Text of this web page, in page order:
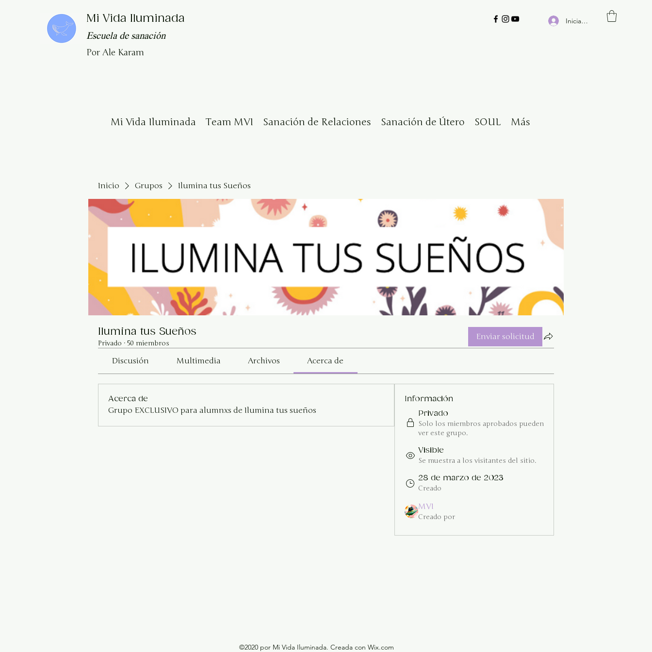
Mi Vida Iluminada
Escuela de sanación
Por Ale Karam
Iniciar sesión
Mi Vida Iluminada Team MVI Sanación de Relaciones Sanación de Útero SOUL Más
Inicio Grupos Ilumina tus Sueños
Ilumina tus Sueños
Privado · 50 miembros
Enviar solicitud
Discusión Multimedia Archivos Acerca de
Acerca de
Grupo EXCLUSIVO para alumnxs de Ilumina tus sueños
Información
Privado
Solo los miembros aprobados pueden
ver este grupo.
Visible
Se muestra a los visitantes del sitio.
28 de marzo de 2023
Creado
MVI
Creado por
©2020 por Mi Vida Iluminada. Creada con Wix.com